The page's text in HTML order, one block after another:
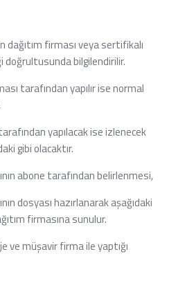
dağıtım firması veya sertifikalı
doğrultusunda bilgilendirilir.
tarafından yapılır ise normal
yapılacak ise izlenecek
gibi olacaktır.
abone tarafından belirlenmesi,
dosyası hazırlanarak aşağıdaki
firmasına sunulur.
ve müşavir firma ile yaptığı